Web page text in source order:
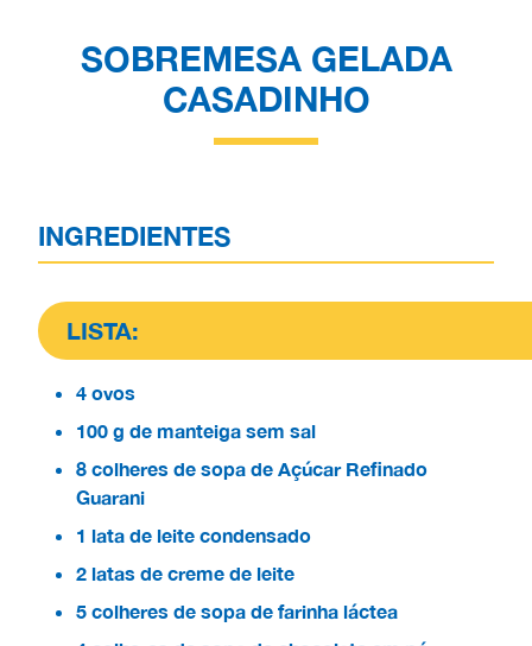
SOBREMESA GELADA
CASADINHO
INGREDIENTES
LISTA:
4 ovos
100 g de manteiga sem sal
8 colheres de sopa de Açúcar Refinado
Guarani
1 lata de leite condensado
2 latas de creme de leite
5 colheres de sopa de farinha láctea